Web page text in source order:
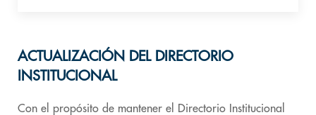
ACTUALIZACIÓN DEL DIRECTORIO
INSTITUCIONAL
Con el propósito de mantener el Directorio Institucional